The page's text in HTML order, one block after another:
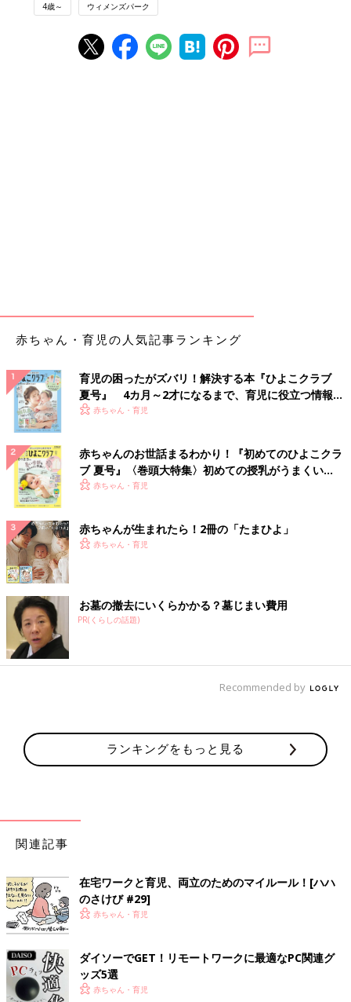
なくて、これだけでもあたたまります」
「子どもの頃に使ってた足元に置く半畳サイズのホットカーペッ
トを買う予定です」
「出社日は、テレワークで使っているパソコンを持っていかない
勤してます」
Web会議で写る自分の顔に愕然！
Web会議で写る自分の顔に落ち込みます。部屋の電気だと影がで
きて余計にたるみやくすみが目立つんですよね。
「ZoomなどでWeb会議を行う際、PC内臓のカメラだと顔色も
悪く、老けて見えるのが気になっていました。若い女子社員に勧
められたWebカメラを取り付けたら、オートフォーカス機能や光
補正で顔色もいい感じ」
「Zoomで参加者の顔が並んだ時、しわたるみがあからさまで落
ち込みます…。デスク専用のライトを買ったらイキイキとした印
象に」
自宅デスクを快適なオフィスに
デスク周りをチューンナップすれば、仕事の効率もUP！ 自腹
「会社から支給されているのがノートなので、出社時のようにバ
リバリ仕事をするにはディスプレイとキーボード必須。キーボー
「書見台は、タブレットや資料を置くのに便利です。スマートフ
ォンスタンドも考え中です」
第二のオフィスを作ってしまおう
書斎のある家ならテレワークに支障はないけれど、リビングでテ
ず、ひたすら静かに、静かに…。
「今は夫も私もリビングで仕事していますが、互いの会議の声が
4歳～ ウィメンズパーク
赤ちゃん・育児の人気記事ランキング
育児の困ったがズバリ！解決する本『ひよこクラブ
夏号』 4カ月～2才になるまで、育児に役立つ情報が
いっぱい！
赤ちゃん・育児
赤ちゃんのお世話まるわかり！『初めてのひよこクラ
ブ 夏号』〈巻頭大特集〉初めての授乳がうまくい
く！ おっぱい・ミルクの基本と夏のトラブル 解決テ
赤ちゃん・育児
赤ちゃんが生まれたら！2冊の「たまひよ」
赤ちゃん・育児
お墓の撤去にいくらかかる？墓じまい費用
PR(くらしの話題)
Recommended by
ランキングをもっと見る
関連記事
在宅ワークと育児、両立のためのマイルール！[ハハ
のさけび #29]
赤ちゃん・育児
ダイソーでGET！リモートワークに最適なPC関連グ
ッズ5選
赤ちゃん・育児